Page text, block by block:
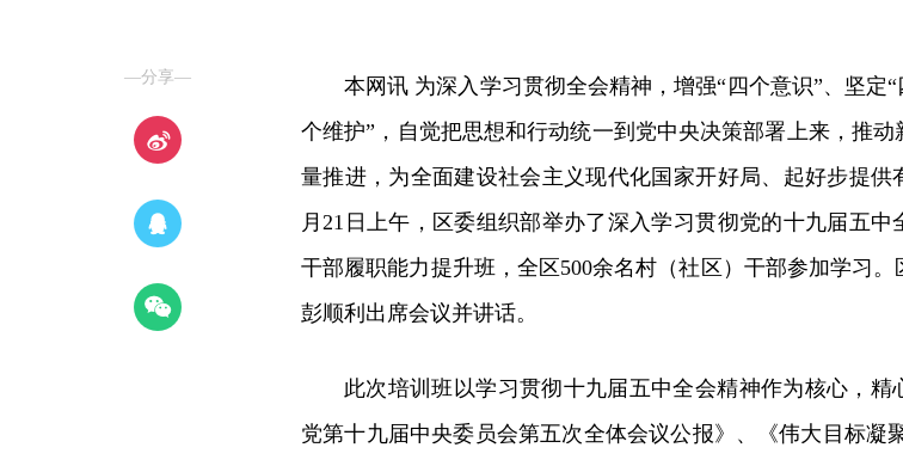
—分享—
本网讯 为深入学习贯彻全会精神，增强“四个意识”、坚定
个维护”，自觉把思想和行动统一到党中央决策部署上来，推
量推进，为全面建设社会主义现代化国家开好局、起好步提供
月21日上午，区委组织部举办了深入学习贯彻党的十九届五中
干部履职能力提升班，全区500余名村（社区）干部参加学习
彭顺利出席会议并讲话。
此次培训班以学习贯彻十九届五中全会精神作为核心，精
党第十九届中央委员会第五次全体会议公报》、《伟大目标凝